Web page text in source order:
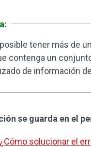
tener más de
contenga un
de información
se guarda en el
¿Cómo solucionar el